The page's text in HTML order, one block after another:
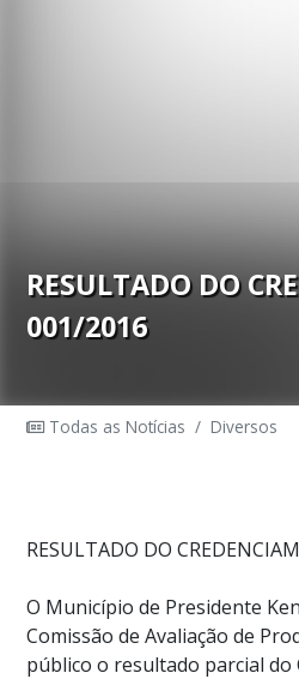
RESULTADO DO
001/2016
Todas as Notícias / Diversos
RESULTADO DO
O Município de Presidente
Comissão de Avaliação de
público o resultado parcial do